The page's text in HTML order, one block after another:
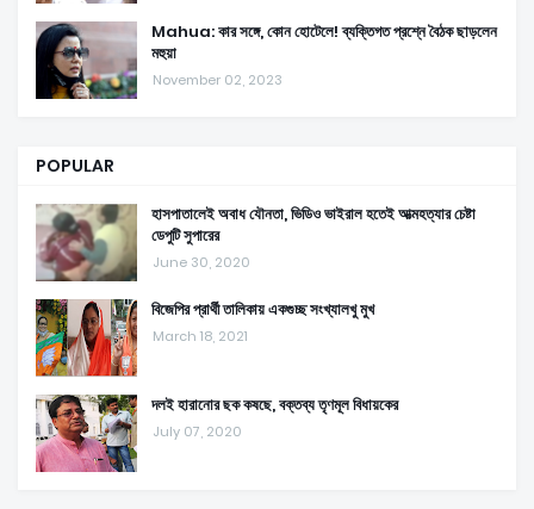
Mahua: কার সঙ্গে, কোন হোটেলে! ব্যক্তিগত প্রশ্নে বৈঠক ছাড়লেন
মহুয়া
November 02, 2023
POPULAR
হাসপাতালেই অবাধ যৌনতা, ভিডিও ভাইরাল হতেই আত্মহত্যার চেষ্টা
ডেপুটি সুপারের
June 30, 2020
বিজেপির প্রার্থী তালিকায় একগুচ্ছ সংখ্যালখু মুখ
March 18, 2021
দলই হারানোর ছক কষছে, বক্তব্য তৃণমূল বিধায়কের
July 07, 2020